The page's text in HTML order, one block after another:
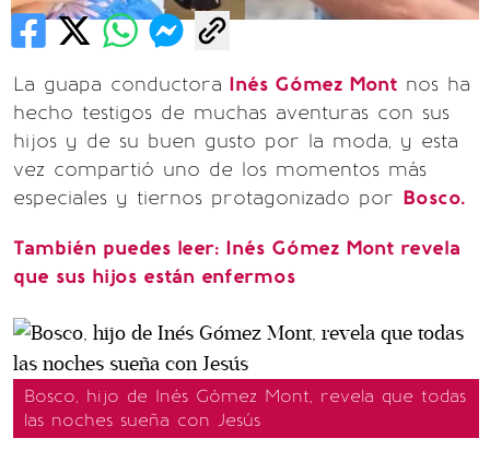
La guapa conductora Inés Gómez Mont nos ha
hecho testigos de muchas aventuras con sus
hijos y de su buen gusto por la moda, y esta
vez compartió uno de los momentos más
especiales y tiernos protagonizado por Bosco.
También puedes leer: Inés Gómez Mont revela
que sus hijos están enfermos
Bosco, hijo de Inés Gómez Mont, revela que todas
las noches sueña con Jesús